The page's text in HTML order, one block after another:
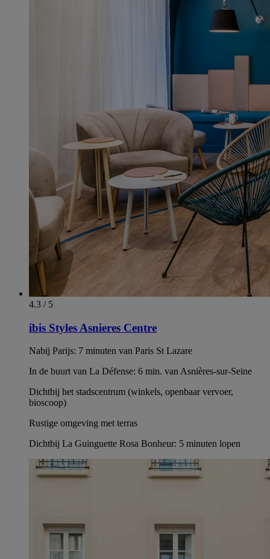
4.3 / 5
ibis Styles Asnieres Centre
Nabij Parijs: 7 minuten van Paris St Lazare
In de buurt van La Défense: 6 min. van Asnières-sur-Seine
Dichtbij het stadscentrum (winkels, openbaar vervoer,
bioscoop)
Rustige omgeving met terras
Dichtbij La Guinguette Rosa Bonheur: 5 minuten lopen